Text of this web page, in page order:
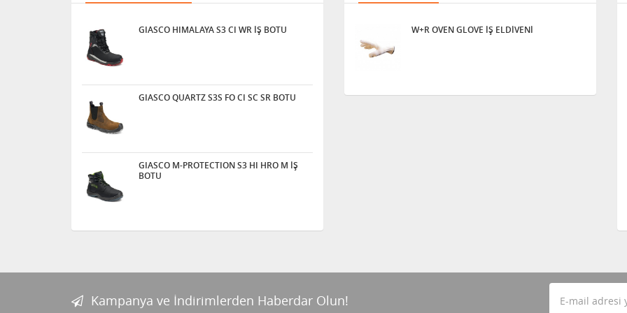
GIASCO HIMALAYA S3 CI WR İŞ BOTU
GIASCO QUARTZ S3S FO CI SC SR BOTU
GIASCO M-PROTECTION S3 HI HRO M İŞ
BOTU
W+R OVEN GLOVE İŞ ELDİVENİ
Kampanya ve İndirimlerden Haberdar Olun!